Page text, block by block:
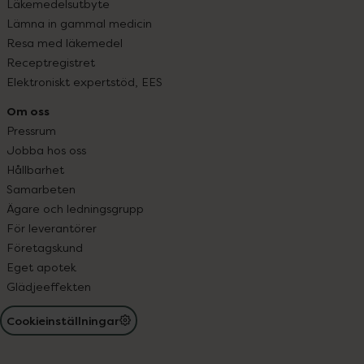
Läkemedelsutbyte
Lämna in gammal medicin
Resa med läkemedel
Receptregistret
Elektroniskt expertstöd, EES
Om oss
Pressrum
Jobba hos oss
Hållbarhet
Samarbeten
Ägare och ledningsgrupp
För leverantörer
Företagskund
Eget apotek
Glädjeeffekten
Cookieinställningar